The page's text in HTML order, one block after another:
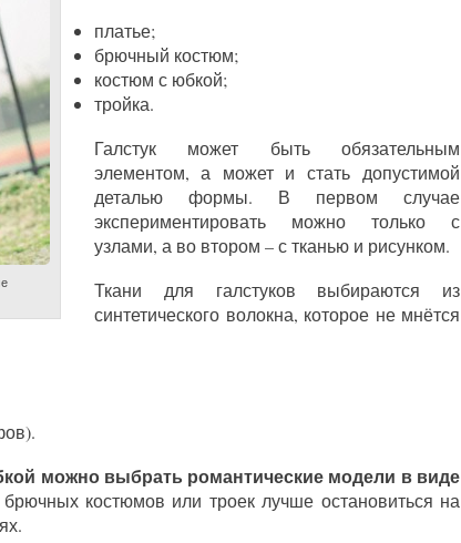
платье;
брючный костюм;
костюм с юбкой;
тройка.
Галстук может быть обязательным
элементом, а может и стать допустимой
деталью формы. В первом случае
экспериментировать можно только с
узлами, а во втором – с тканью и рисунком.
Ткани для галстуков выбираются из
синтетического волокна, которое не мнётся
можно выбрать романтические модели в виде
костюмов или троек лучше остановиться на